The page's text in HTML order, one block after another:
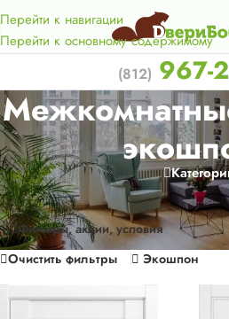
Перейти к навигации
Перейти к основному содержимому
км. от КАД.
(812) 967-
Главная/Межкомнатные двери
Фильтры, акции, условия
Очистить фильтры
Экошпон